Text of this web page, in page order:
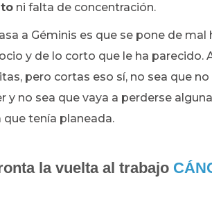
ni falta de concentración.
a Géminis es que se pone de
y de lo corto que le ha parecido.
pero cortas eso sí, no sea que
y no sea que vaya a perderse
que tenía planeada.
la vuelta al trabajo